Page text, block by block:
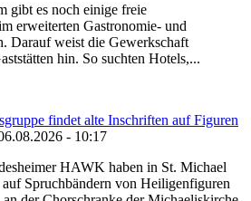
gibt es noch einige freie
erweiterten Gastronomie- und
Darauf weist die Gewerkschaft
hin. So suchten Hotels,...
findet alte Inschriften auf Figuren
- 10:17
HAWK haben in St. Michael
Spruchbändern von Heiligenfiguren